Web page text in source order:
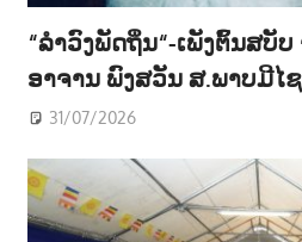
“ລຳວົງພັດຖິ່ນ“-ເພັງຕົ້ນສບັ
ອາຈານ ພົງສວັນ ສ.ພາບມີໄຊ
31/07/2026